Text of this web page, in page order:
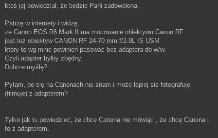
ktoś jej powiedział, że będzie Pani zadowolona.
Patrzę w internety i widzę,
że Canon EOS R6 Mark II ma mocowanie obiektywu Canon RF
jest też obiektyw CANON RF 24-70 mm f/2.8L IS USM
który to wg mnie powinien pasować bez adaptera do w/w.
Czyli adapter byłby zbędny.
Dobrze myślę?
Pytam, bo się na Canonach nie znam i może lepiej się fotografuje
(filmuje) z adapterem?
Tylko jak tu powiedzieć, że chcę Canona nie mówiąc , że chcę Canona i
to z adapterem.